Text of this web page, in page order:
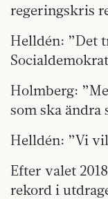
regeringskris
Helldén: ”Det
Holmberg:
som ska ändra
Helldén: ”Vi
Efter valet
rekord i